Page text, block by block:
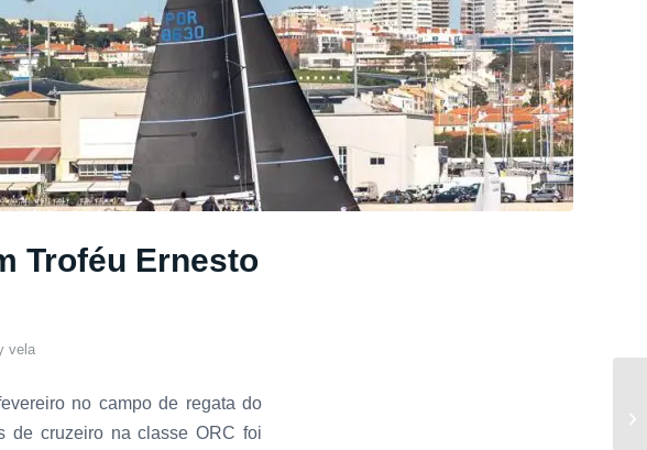
Troféu Ernesto
vela
no campo de regata do
de cruzeiro na classe ORC foi